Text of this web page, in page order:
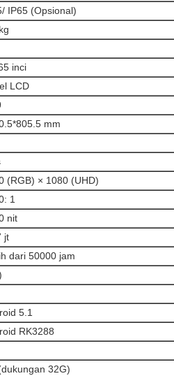
IP65 (Opsional)
inci
LCD
mm
(RGB) × 1080 (UHD)
1
nit
jt
dari 50000 jam
5.1
RK3288
32G)